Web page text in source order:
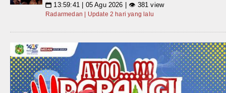
📅 13:59:41 | 05 Agu 2026 | 👁 381 view
Radarmedan | Update 2 hari yang lalu